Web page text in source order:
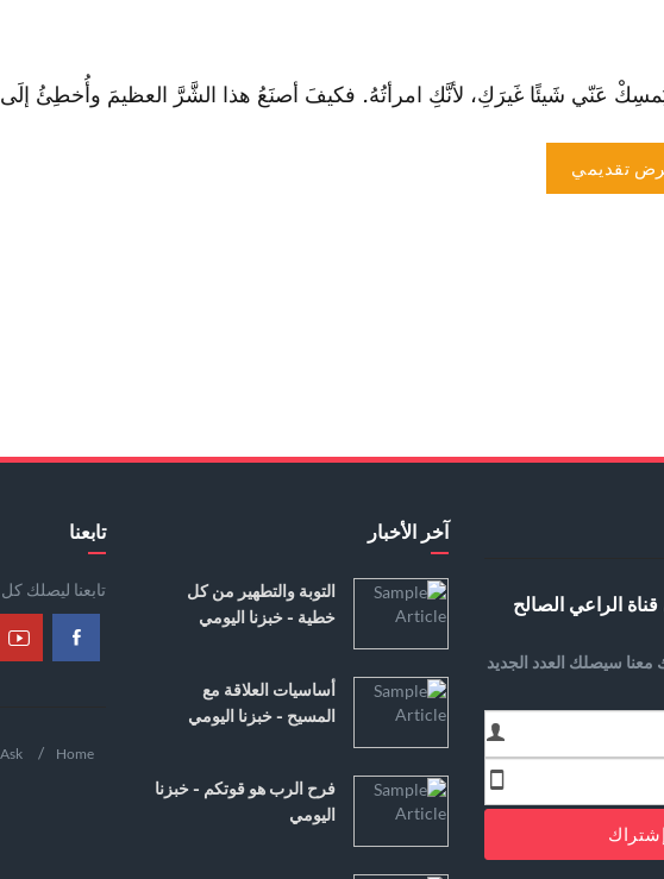
عَنّي شَيئًا غَيرَكِ، لأنَّكِ امرأتُهُ. فكيفَ أصنَعُ هذا الشَّرَّ العظيمَ وأُخطِئُ إلَى
تقديمي
الراعي الصالح
سيصلك العدد الجديد
إشتراك
آخر الأخبار
التوبة والتطهير من كل
خطية - خبزنا اليومي
أساسيات العلاقة مع
المسيح - خبزنا اليومي
فرح الرب هو قوتكم - خبزنا
اليومي
تابعنا
تابعنا ليصلك
Home
Ask